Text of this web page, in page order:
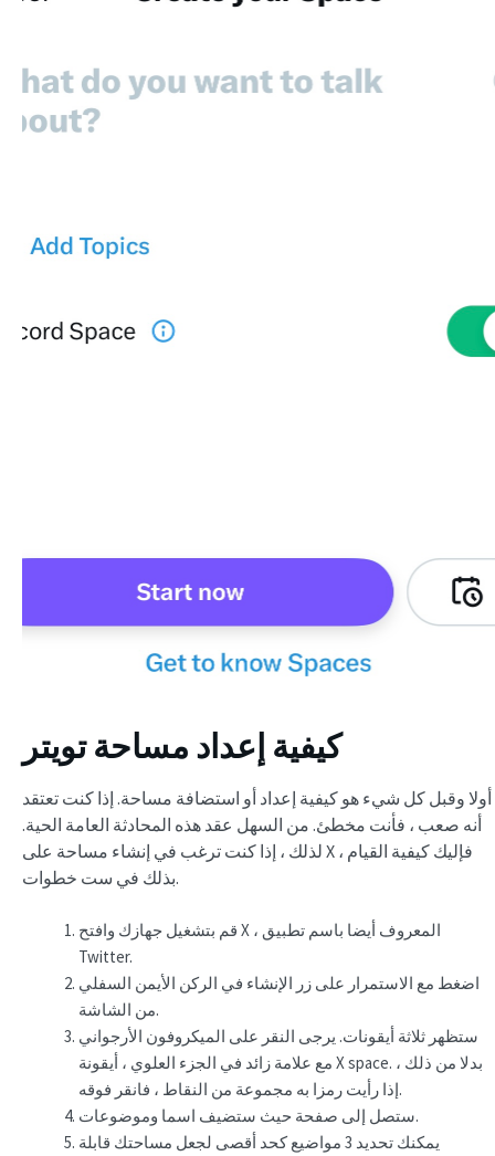
كيفية إعداد مساحة تويتر
أولا وقبل كل شيء هو كيفية إعداد أو استضافة مساحة. إذا كنت تعتقد
أنه صعب ، فأنت مخطئ. من السهل عقد هذه المحادثة العامة الحية.
لذلك ، إذا كنت ترغب في إنشاء مساحة على X ، فإليك كيفية القيام
بذلك في ست خطوات.
قم بتشغيل جهازك وافتح X ، المعروف أيضا باسم تطبيق
Twitter.
اضغط مع الاستمرار على زر الإنشاء في الركن الأيمن السفلي
من الشاشة.
ستظهر ثلاثة أيقونات. يرجى النقر على الميكروفون الأرجواني
مع علامة زائد في الجزء العلوي ، أيقونة X space. بدلا من ذلك ،
إذا رأيت رمزا به مجموعة من النقاط ، فانقر فوقه.
ستصل إلى صفحة حيث ستضيف اسما وموضوعات.
يمكنك تحديد 3 مواضيع كحد أقصى لجعل مساحتك قابلة